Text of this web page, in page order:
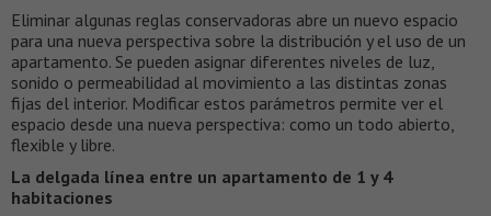
Eliminar algunas reglas conservadoras abre un nuevo espacio
para una nueva perspectiva sobre la distribución y el uso de un
apartamento. Se pueden asignar diferentes niveles de luz,
sonido o permeabilidad al movimiento a las distintas zonas
fijas del interior. Modificar estos parámetros permite ver el
espacio desde una nueva perspectiva: como un todo abierto,
flexible y libre.
La delgada línea entre un apartamento de 1 y 4
habitaciones